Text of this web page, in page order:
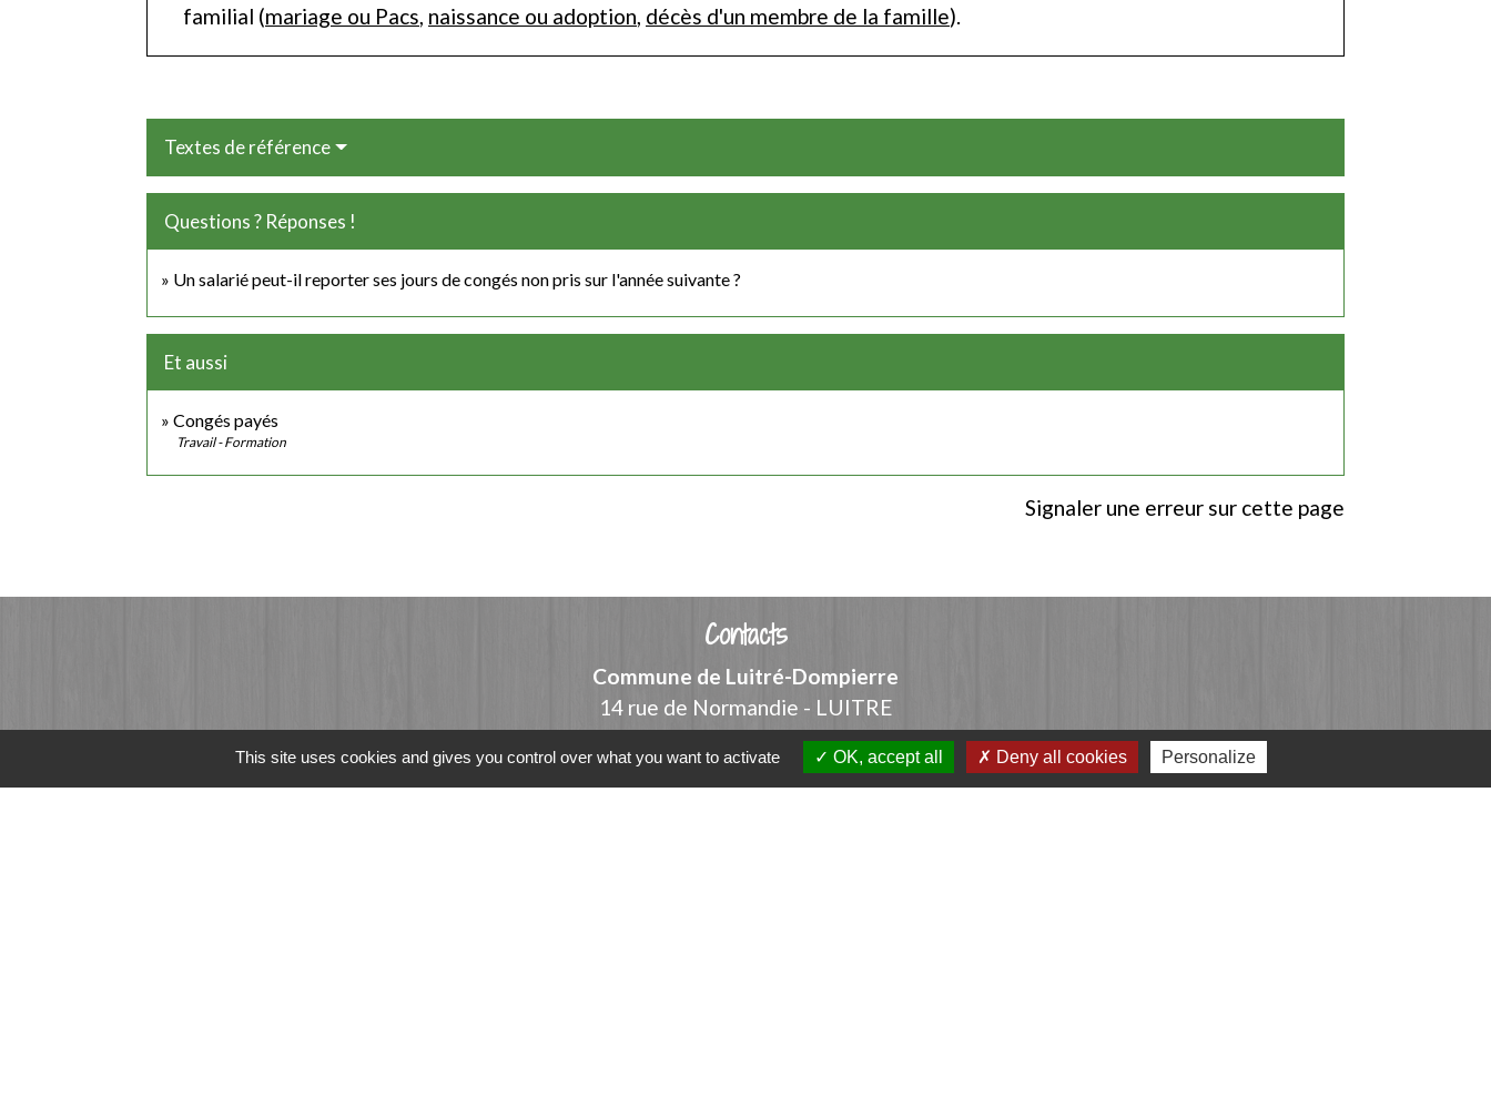
familial (mariage ou Pacs, naissance ou adoption, décès d'un membre de la famille).
Textes de référence
Questions ? Réponses !
Un salarié peut-il reporter ses jours de congés non pris sur l'année suivante ?
Et aussi
Congés payés
Travail - Formation
Signaler une erreur sur cette page
Contacts
Commune de Luitré-Dompierre
14 rue de Normandie - LUITRE
35133 Luitré-Dompierre - FRANCE
+33 2 99 97 91 26
This site uses cookies and gives you control over what you want to activate OK, accept all Deny all cookies Personalize